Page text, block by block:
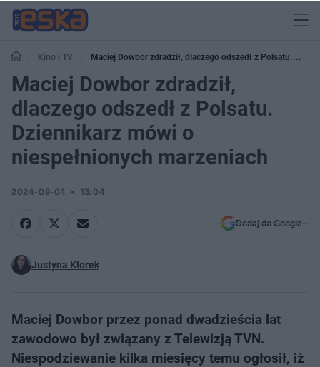
Kino i TV
Maciej Dowbor zdradził, dlaczego odszedł z Polsatu.
Dziennikarz mówi o niespełnionych marzeniach
Maciej Dowbor zdradził,
dlaczego odszedł z Polsatu.
Dziennikarz mówi o
niespełnionych marzeniach
2024-09-04 13:04
Dodaj do Google
Justyna Klorek
Maciej Dowbor przez ponad dwadzieścia lat
zawodowo był związany z Telewizją TVN.
Niespodziewanie kilka miesięcy temu ogłosił, iż